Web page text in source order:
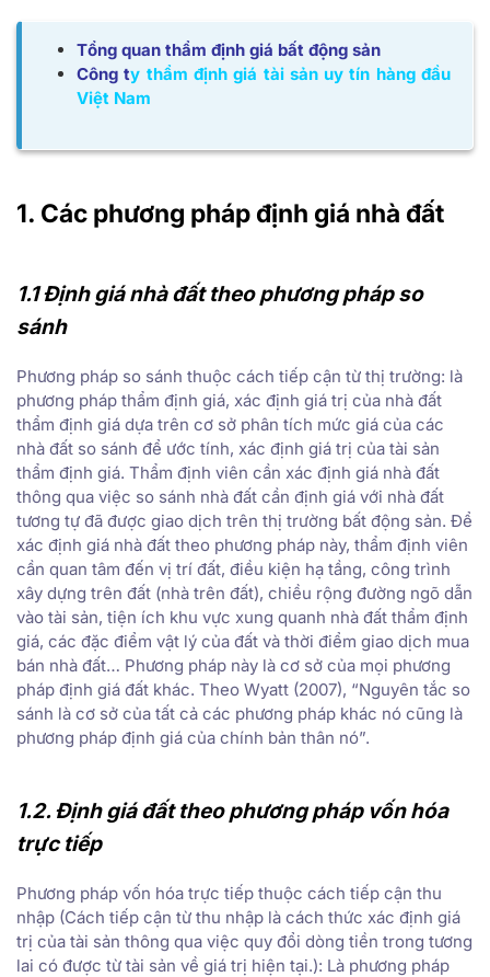
Tổng quan thẩm định giá bất động sản
Công ty thẩm định giá tài sản uy tín hàng đầu
Việt Nam
1. Các phương pháp định giá nhà đất
1.1 Định giá nhà đất theo phương pháp so
sánh
Phương pháp so sánh thuộc cách tiếp cận từ thị trường: là
phương pháp thẩm định giá, xác định giá trị của nhà đất
thẩm định giá dựa trên cơ sở phân tích mức giá của các
nhà đất so sánh để ước tính, xác định giá trị của tài sản
thẩm định giá. Thẩm định viên cần xác định giá nhà đất
thông qua việc so sánh nhà đất cần định giá với nhà đất
tương tự đã được giao dịch trên thị trường bất động sản. Để
xác định giá nhà đất theo phương pháp này, thẩm định viên
cần quan tâm đến vị trí đất, điều kiện hạ tầng, công trình
xây dựng trên đất (nhà trên đất), chiều rộng đường ngõ dẫn
vào tài sản, tiện ích khu vực xung quanh nhà đất thẩm định
giá, các đặc điểm vật lý của đất và thời điểm giao dịch mua
bán nhà đất… Phương pháp này là cơ sở của mọi phương
pháp định giá đất khác. Theo Wyatt (2007), “Nguyên tắc so
sánh là cơ sở của tất cả các phương pháp khác nó cũng là
phương pháp định giá của chính bản thân nó”.
1.2. Định giá đất theo phương pháp vốn hóa
trực tiếp
Phương pháp vốn hóa trực tiếp thuộc cách tiếp cận thu
nhập (Cách tiếp cận từ thu nhập là cách thức xác định giá
trị của tài sản thông qua việc quy đổi dòng tiền trong tương
lai có được từ tài sản về giá trị hiện tại.): Là phương pháp